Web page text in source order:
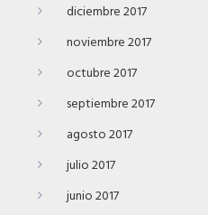
diciembre 2017
noviembre 2017
octubre 2017
septiembre 2017
agosto 2017
julio 2017
junio 2017